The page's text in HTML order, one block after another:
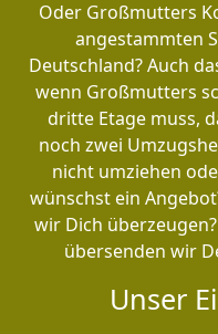
Oder Großmutters
angestammten
Deutschland? Auch
wenn Großmutters
dritte Etage muss,
noch zwei
nicht umziehen
wünschst ein
wir Dich
übersenden wir
Unser